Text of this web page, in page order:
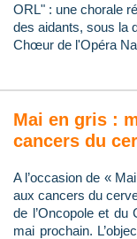
ORL" : une chorale
des aidants, sous la
Chœur de l'Opéra
Mai en gris :
cancers du
A l’occasion de «
aux cancers du
de l’Oncopole et
mai prochain.